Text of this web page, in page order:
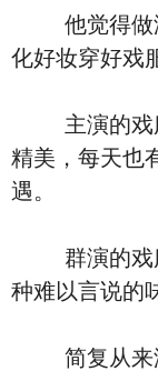
他觉得做没
化好妆穿好戏
主演的戏服
精美，每天也
遇。
群演的戏服
种难以言说的
简复从来没